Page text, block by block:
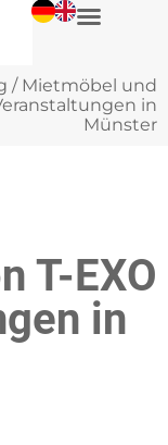
/ Mietmöbel und
in
Münster
T-EXO
in